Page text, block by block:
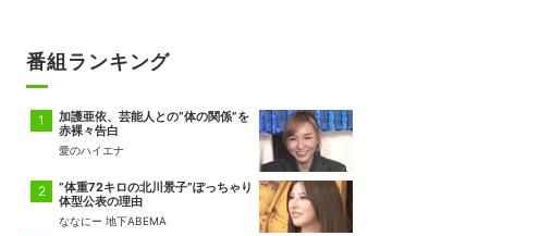
番組ランキング
加護亜依、芸能人との“体の関係”を
赤裸々告白
愛のハイエナ
“体重72キロの北川景子”ぽっちゃり
体型公表の理由
ななにー 地下ABEMA